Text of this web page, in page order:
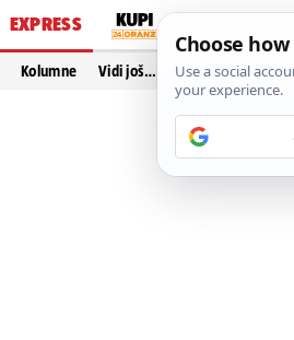
EXPRESS
Kolumne Vidi još…